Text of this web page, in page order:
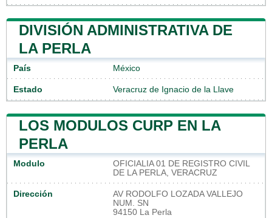
DIVISIÓN ADMINISTRATIVA DE
LA PERLA
País México
Estado Veracruz de Ignacio de la Llave
LOS MODULOS CURP EN LA
PERLA
Modulo
OFICIALIA 01 DE REGISTRO CIVIL
DE LA PERLA, VERACRUZ
Dirección
AV RODOLFO LOZADA VALLEJO
NUM. SN
94150 La Perla